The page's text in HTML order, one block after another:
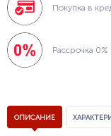
Покупка в
Рассрочка
ОПИСАНИЕ